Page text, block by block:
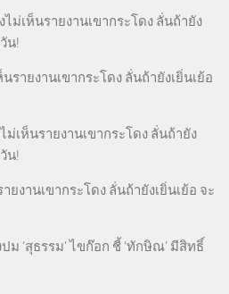
ไม่เห็นรายงานเขากระโดง ลั่นถ้ายัง
น!
รายงานเขากระโดง ลั่นถ้ายังเยิ่นเย้อ
ม่เห็นรายงานเขากระโดง ลั่นถ้ายัง
น!
ยงานเขากระโดง ลั่นถ้ายังเยิ่นเย้อ จะ
ปม ‘สุธรรม’ ไขก๊อก ชี้ ‘ทักษิณ’ มีสิทธิ์